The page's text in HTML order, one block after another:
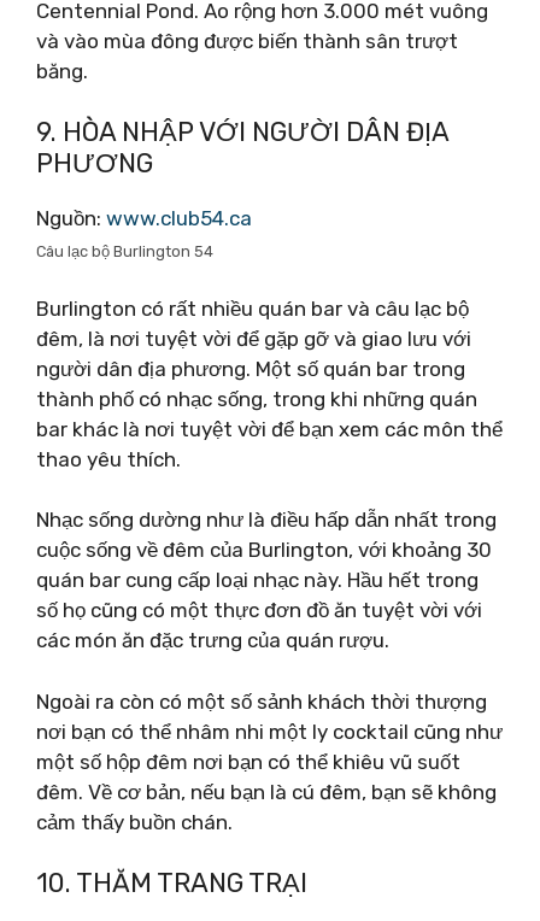
Centennial Pond. Ao rộng hơn 3.000 mét vuông
và vào mùa đông được biến thành sân trượt
băng.
9. HÒA NHẬP VỚI NGƯỜI DÂN ĐỊA
PHƯƠNG
Nguồn: www.club54.ca
Câu lạc bộ Burlington 54
Burlington có rất nhiều quán bar và câu lạc bộ
đêm, là nơi tuyệt vời để gặp gỡ và giao lưu với
người dân địa phương. Một số quán bar trong
thành phố có nhạc sống, trong khi những quán
bar khác là nơi tuyệt vời để bạn xem các môn thể
thao yêu thích.
Nhạc sống dường như là điều hấp dẫn nhất trong
cuộc sống về đêm của Burlington, với khoảng 30
quán bar cung cấp loại nhạc này. Hầu hết trong
số họ cũng có một thực đơn đồ ăn tuyệt vời với
các món ăn đặc trưng của quán rượu.
Ngoài ra còn có một số sảnh khách thời thượng
nơi bạn có thể nhâm nhi một ly cocktail cũng như
một số hộp đêm nơi bạn có thể khiêu vũ suốt
đêm. Về cơ bản, nếu bạn là cú đêm, bạn sẽ không
cảm thấy buồn chán.
10. THĂM TRANG TRẠI